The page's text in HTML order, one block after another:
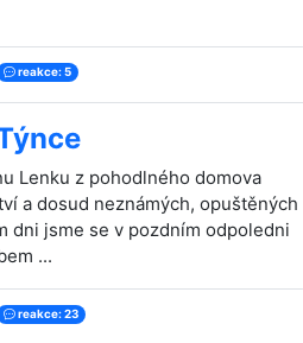
reakce: 5
Lenku z pohodlného domova
a dosud neznámých, opuštěných
dni jsme se v pozdním odpoledni
...
reakce: 23